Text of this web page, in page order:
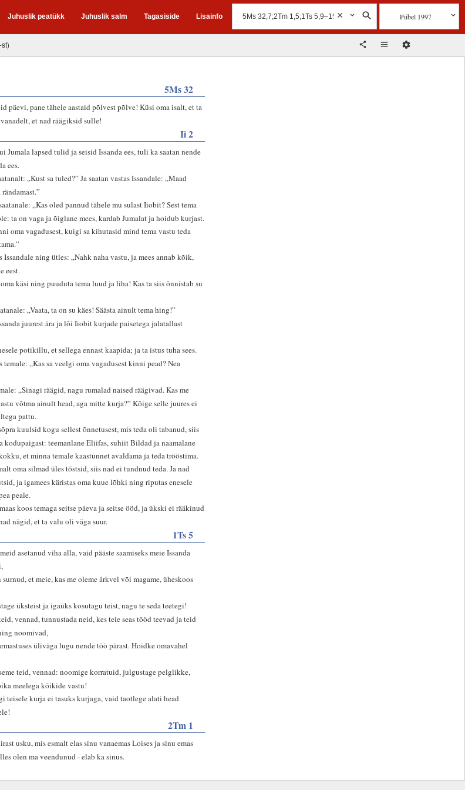
Juhuslik peatükk Juhuslik salm Tagasiside Lisainfo Piibel 1997
5Ms 32
päevi, pane tähele aastaid põlvest põlve! Küsi oma isalt, et ta
et nad räägiksid sulle!
Ii 2
Jumala lapsed tulid ja seisid Issanda ees, tuli ka saatan nende
ees.
„Kust sa tuled?” Ja saatan vastas Issandale: „Maad
„Kas oled pannud tähele mu sulast Iiobit? Sest tema
ta on vaga ja õiglane mees, kardab Jumalat ja hoidub kurjast.
oma vagadusest, kuigi sa kihutasid mind tema vastu teda
Issandale ning ütles: „Nahk naha vastu, ja mees annab kõik,
eest.
käsi ning puuduta tema luud ja liha! Kas ta siis õnnistab su
„Vaata, ta on su käes! Säästa ainult tema hing!”
juurest ära ja lõi Iiobit kurjade paisetega jalatallast
potikillu, et sellega ennast kaapida; ja ta istus tuha sees.
temale: „Kas sa veelgi oma vagadusest kinni pead? Nea
„Sinagi räägid, nagu rumalad naised räägivad. Kas me
võtma ainult head, aga mitte kurja?” Kõige selle juures ei
pattu.
kuulsid kogu sellest õnnetusest, mis teda oli tabanud, siis
kodupaigast: teemanlane Eliifas, suhiit Bildad ja naamalane
et minna temale kaastunnet avaldama ja teda trööstima.
oma silmad üles tõstsid, siis nad ei tundnud teda. Ja nad
ja igamees käristas oma kuue lõhki ning riputas enesele
peale.
koos temaga seitse päeva ja seitse ööd, ja ükski ei rääkinud
nägid, et ta valu oli väga suur.
1Ts 5
asetanud viha alla, vaid pääste saamiseks meie Issanda
surnud, et meie, kas me oleme ärkvel või magame, üheskoos
üksteist ja igaüks kosutagu teist, nagu te seda teetegi!
vennad, tunnustada neid, kes teie seas tööd teevad ja teid
noomivad,
üliväga lugu nende töö pärast. Hoidke omavahel
teid, vennad: noomige korratuid, julgustage pelglikke,
meelega kõikide vastu!
teisele kurja ei tasuks kurjaga, vaid taotlege alati head
2Tm 1
usku, mis esmalt elas sinu vanaemas Loises ja sinu emas
olen ma veendunud - elab ka sinus.